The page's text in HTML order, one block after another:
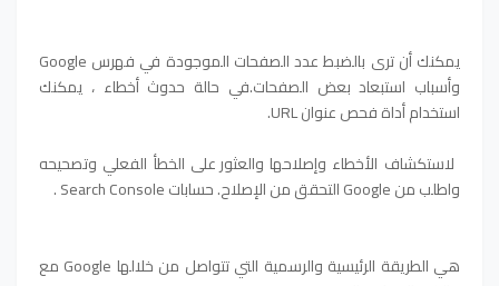
يمكنك أن ترى بالضبط عدد الصفحات الموجودة في فهرس Google
وأسباب استبعاد بعض الصفحات.في حالة حدوث أخطاء ، يمكنك
استخدام أداة فحص عنوان URL.
لاستكشاف الأخطاء وإصلاحها والعثور على الخطأ الفعلي وتصحيحه
واطلب من Google التحقق من الإصلاح.
حسابات Search Console .
هي الطريقة الرئيسية والرسمية التي تتواصل من خلالها Google مع